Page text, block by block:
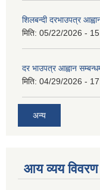
शिलबन्दी दरभाउपत्र
मिति: 05/22/2026 -
दर भाउपत्र आह्वान
मिति: 04/29/2026 -
अन्य
आय व्यय विवरण